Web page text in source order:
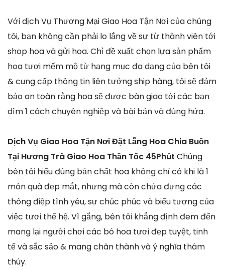
Với dịch Vụ Thương Mại Giao Hoa Tận Nơi của chúng
tôi, bạn không cần phải lo lắng về sự từ thành viên tới
shop hoa và gửi hoa. Chỉ đề xuất chọn lựa sản phẩm
hoa tươi mếm mộ từ hạng mục đa dạng của bên tôi
& cung cấp thông tin liên tưởng ship hàng, tôi sẽ đảm
bảo an toàn rằng hoa sẽ được bàn giao tới các bạn
dìm 1 cách chuyên nghiệp và bài bản và đúng hứa.
Dịch Vụ Giao Hoa Tận Nơi Đặt Lẵng Hoa Chia Buồn
Tại Hương Trà Giao Hoa Thần Tốc 45Phút Chúng
bên tôi hiểu đúng bản chất hoa không chỉ có khi là 1
món quà đẹp mắt, nhưng mà còn chứa đựng các
thông điệp tình yêu, sự chúc phúc và biểu tượng của
việc tươi thế hệ. Vì gắng, bên tôi khẳng định đem đến
mang lại người chơi các bó hoa tươi đẹp tuyệt, tinh
tế và sắc sảo & mang chân thành và ý nghĩa thâm
thúy.